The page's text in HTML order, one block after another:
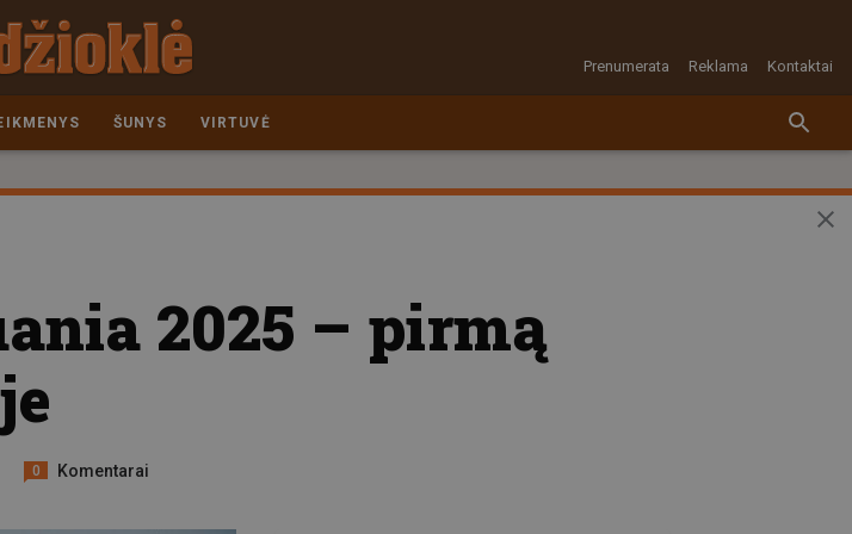
Prenumerata Reklama Kontaktai
ŠUNYS VIRTUVĖ
2025 – pirmą
0 Komentarai